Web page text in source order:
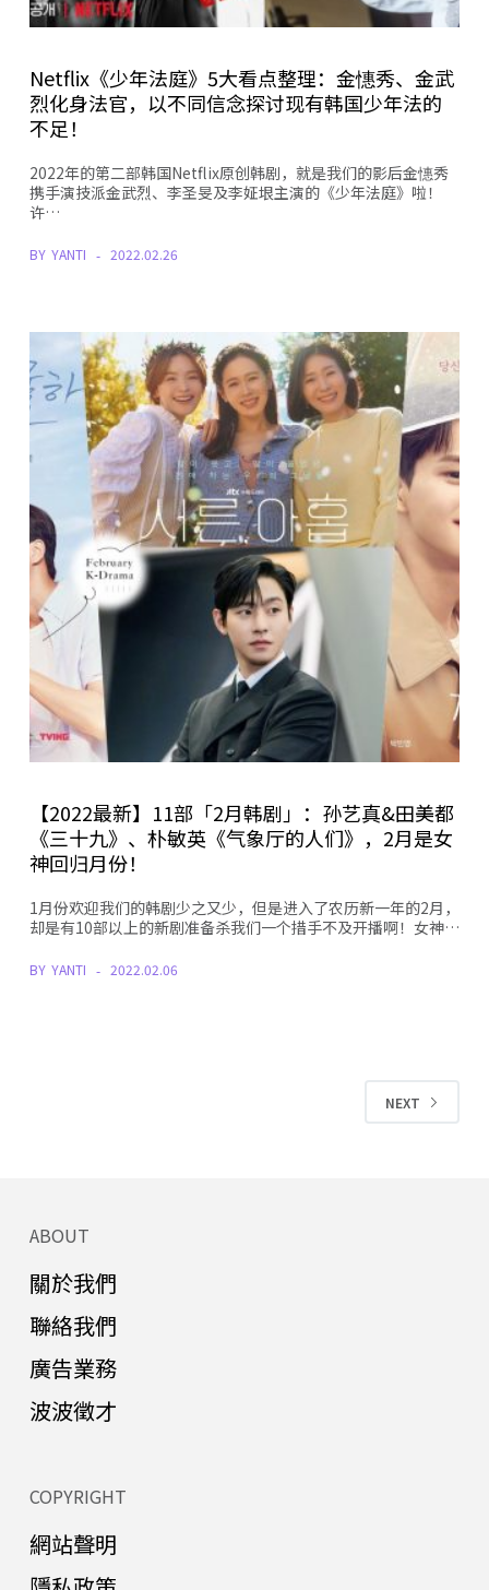
Netflix《少年法庭》5大看点整理：金憓秀、金武
烈化身法官，以不同信念探讨现有韩国少年法的
不足！
2022年的第二部韩国Netflix原创韩剧，就是我们的影后金憓秀
携手演技派金武烈、李圣旻及李姃垠主演的《少年法庭》啦！
许…
BY YANTI 2022.02.26
【2022最新】11部「2月韩剧」：孙艺真&田美都
《三十九》、朴敏英《气象厅的人们》，2月是女
神回归月份！
1月份欢迎我们的韩剧少之又少，但是进入了农历新一年的2月，
却是有10部以上的新剧准备杀我们一个措手不及开播啊！女神…
BY YANTI 2022.02.06
NEXT
ABOUT
關於我們
聯絡我們
廣告業務
波波徵才
COPYRIGHT
網站聲明